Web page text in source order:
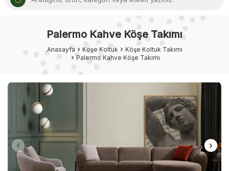
Palermo Kahve Köşe Takımı
Anasayfa Köşe Koltuk
Köşe Koltuk Takımı
Palermo Kahve Köşe Takımı